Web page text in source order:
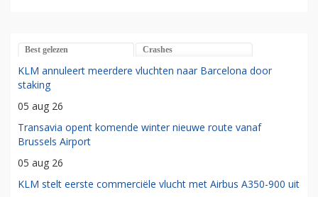
Best gelezen Crashes
KLM annuleert meerdere vluchten naar Barcelona door
staking
05 aug 26
Transavia opent komende winter nieuwe route vanaf
Brussels Airport
05 aug 26
KLM stelt eerste commerciële vlucht met Airbus A350-900 uit